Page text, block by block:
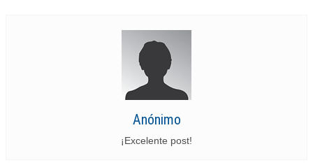
Anónimo
¡Excelente post!